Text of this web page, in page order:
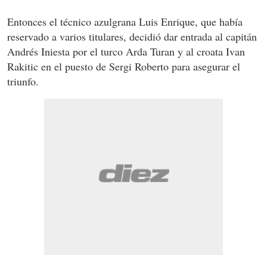
Entonces el técnico azulgrana Luis Enrique, que había
reservado a varios titulares, decidió dar entrada al capitán
Andrés Iniesta por el turco Arda Turan y al croata Ivan
Rakitic en el puesto de Sergi Roberto para asegurar el
triunfo.